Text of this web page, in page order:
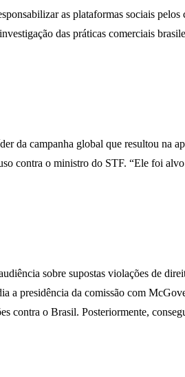
as plataformas sociais
das práticas comerciais
da campanha global que resultou na
contra o ministro do STF. “Ele foi
sobre supostas violações de
presidência da comissão com
contra o Brasil. Posteriormente,